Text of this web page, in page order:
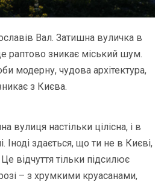
Вал. Затишна вуличка в
раптово зникає міський шум.
модерну, чудова архітектура,
з Києва.
вулиця настільки цілісна, і в
Іноді здається, що ти не в Києві,
відчуття тільки підсилює
– з хрумкими круасанами,